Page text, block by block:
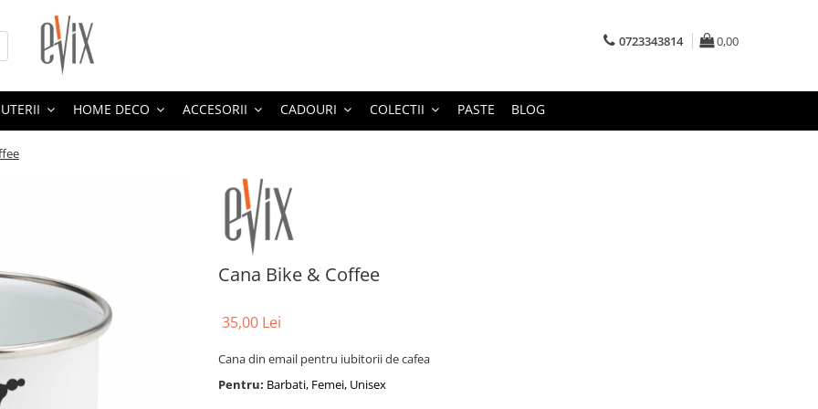
0723343814 0,00
HOME DECO ACCESORII CADOURI COLECTII PASTE BLOG
Cana Bike & Coffee
35,00 Lei
Cana din email pentru iubitorii de cafea
Pentru: Barbati, Femei, Unisex